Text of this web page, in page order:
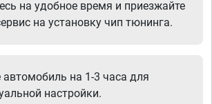
на удобное время и приезжайте
на установку чип тюнинга.
автомобиль на 1-3 часа для
настройки.